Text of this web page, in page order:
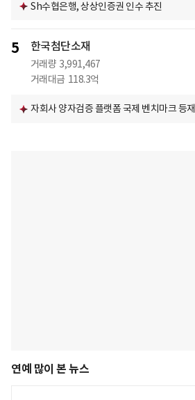
Sh수협은행, 상상인증권 인수 추진
5 한국첨단소재
거래량 3,991,467
거래대금 118.3억
자회사 양자검증 플랫폼 국제 벤치마크 등재
연예 많이 본 뉴스